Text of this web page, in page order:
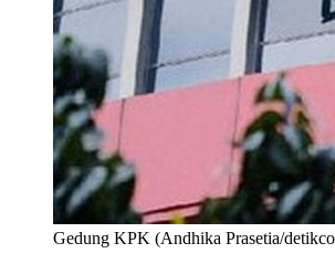
Gedung KPK (Andhika Prasetia/